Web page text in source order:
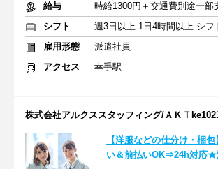
給与
時給1300円＋交通費別途一部
シフト
雇用形態
派遣社員
アクセス
幸手駅
株式会社アルクススタッフィング/ＡＫＴ
【洋服などの仕分け・梱
い＆前払いOK⇒24h対応★